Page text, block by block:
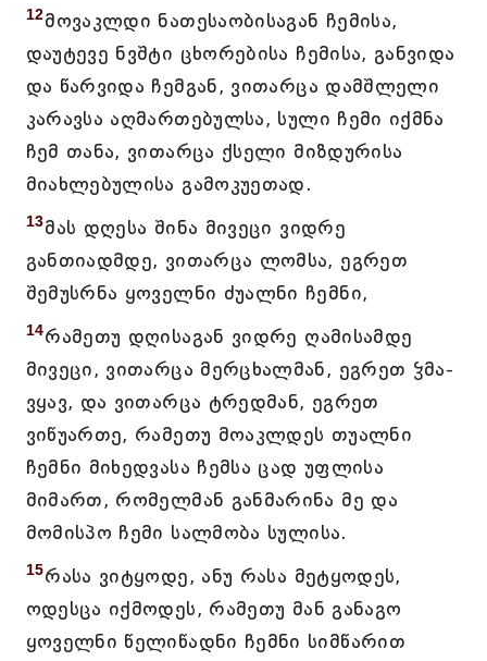
12მოვაკლდი ნათესაობისაგან ჩემისა,
დაუტევე ნვშტი ცხორებისა ჩემისა, განვიდა
და წარვიდა ჩემგან, ვითარცა დამშლელი
კარავსა აღმართებულსა, სული ჩემი იქმნა
ჩემ თანა, ვითარცა ქსელი მიზდურისა
მიახლებულისა გამოკუეთად.
13მას დღესა შინა მივეცი ვიდრე
განთიადმდე, ვითარცა ლომსა, ეგრეთ
შემუსრნა ყოველნი ძუალნი ჩემნი,
14რამეთუ დღისაგან ვიდრე ღამისამდე
მივეცი, ვითარცა მერცხალმან, ეგრეთ ჴმა-
ვყავ, და ვითარცა ტრედმან, ეგრეთ
ვიწუართე, რამეთუ მოაკლდეს თუალნი
ჩემნი მიხედვასა ჩემსა ცად უფლისა
მიმართ, რომელმან განმარინა მე და
მომისპო ჩემი სალმობა სულისა.
15რასა ვიტყოდე, ანუ რასა მეტყოდეს,
ოდესცა იქმოდეს, რამეთუ მან განაგო
ყოველნი წელიწადნი ჩემნი სიმწარით